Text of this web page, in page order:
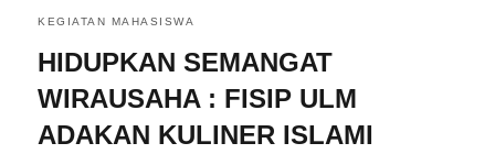
KEGIATAN MAHASISWA
HIDUPKAN SEMANGAT
WIRAUSAHA : FISIP ULM
ADAKAN KULINER ISLAMI